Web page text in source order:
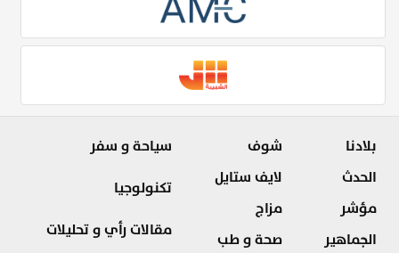
بلادنا
الحدث
مؤشر
الجماهير
شوف
لايف ستايل
مزاج
صحة و طب
سياحة و سفر
تكنولوجيا
مقالات رأي و تحليلات